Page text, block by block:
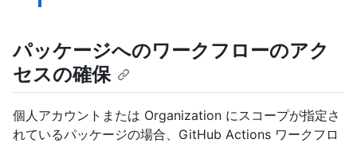
パッケージへのワークフローのアク
セスの確保
個人アカウントまたは Organization にスコープが指定さ
れているパッケージの場合、GitHub Actions ワークフロ